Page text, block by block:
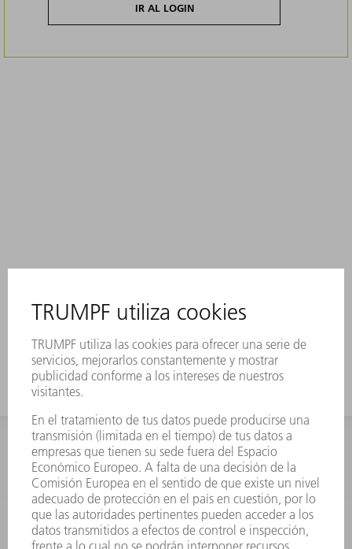
IR AL LOGIN
INFORMACIÓN
Preguntas más frecuentes
Condiciones generales de venta
CONTACTO
Departamento de Repuestos